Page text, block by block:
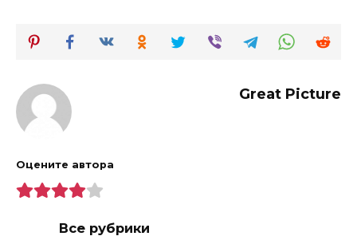
Great Picture
Оцените автора
Все рубрики